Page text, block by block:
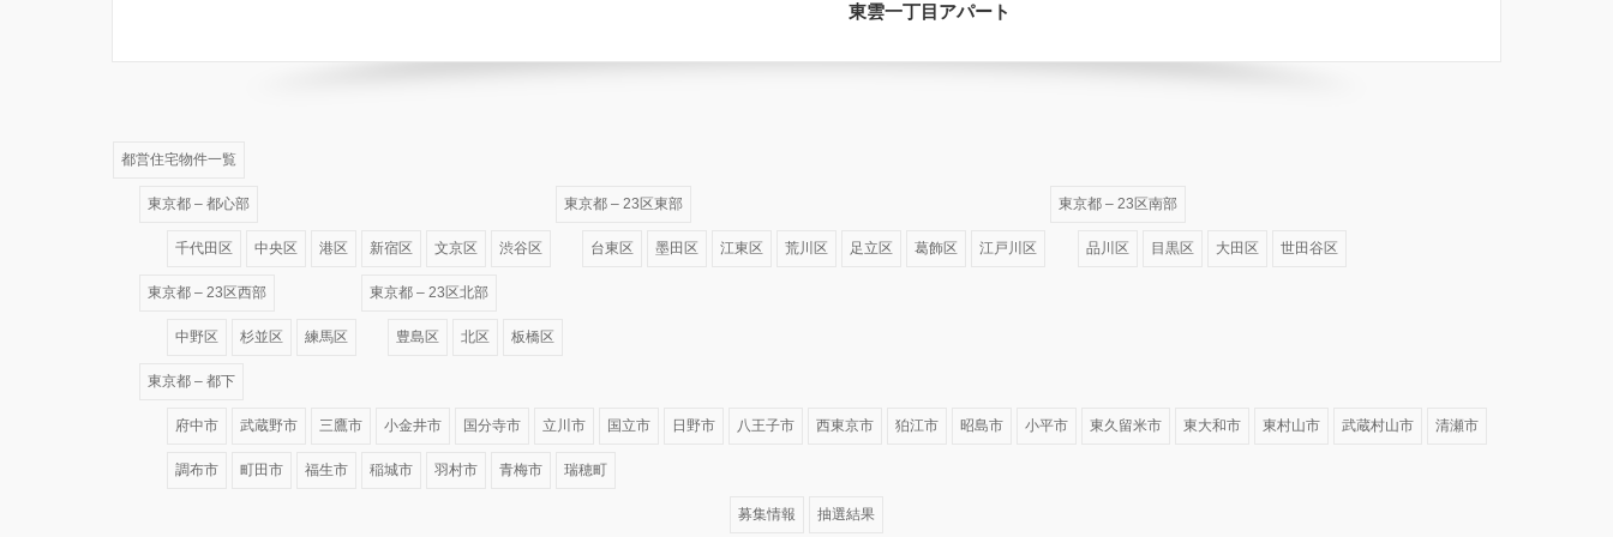
東雲一丁目アパート
都営住宅物件一覧
東京都 – 都心部
千代田区 中央区 港区 新宿区 文京区 渋谷区
東京都 – 23区東部
台東区 墨田区 江東区 荒川区 足立区 葛飾区 江戸川区
東京都 – 23区南部
品川区 目黒区 大田区 世田谷区
東京都 – 23区西部
中野区 杉並区 練馬区
東京都 – 23区北部
豊島区 北区 板橋区
東京都 – 都下
府中市 武蔵野市 三鷹市 小金井市 国分寺市 立川市 国立市 日野市 八王子市 西東京市 狛江市 昭島市 小平市 東久留米市 東大和市 東村山市 武蔵村山市 清瀬市
調布市 町田市 福生市 稲城市 羽村市 青梅市 瑞穂町
募集情報 抽選結果